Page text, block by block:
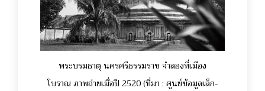
พระบรมธาตุ นครศรีธรรมราช จำลองที่เมือง
โบราณ ภาพถ่ายเมื่อปี 2520 (ที่มา : ศูนย์ข้อมูลเล็ก-